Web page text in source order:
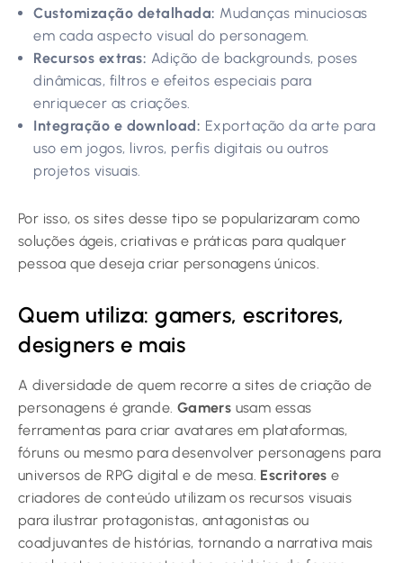
Customização detalhada: Mudanças minuciosas
em cada aspecto visual do personagem.
Recursos extras: Adição de backgrounds, poses
dinâmicas, filtros e efeitos especiais para
enriquecer as criações.
Integração e download: Exportação da arte para
uso em jogos, livros, perfis digitais ou outros
projetos visuais.
Por isso, os sites desse tipo se popularizaram como
soluções ágeis, criativas e práticas para qualquer
pessoa que deseja criar personagens únicos.
Quem utiliza: gamers, escritores,
designers e mais
A diversidade de quem recorre a sites de criação de
personagens é grande. Gamers usam essas
ferramentas para criar avatares em plataformas,
fóruns ou mesmo para desenvolver personagens para
universos de RPG digital e de mesa. Escritores e
criadores de conteúdo utilizam os recursos visuais
para ilustrar protagonistas, antagonistas ou
coadjuvantes de histórias, tornando a narrativa mais